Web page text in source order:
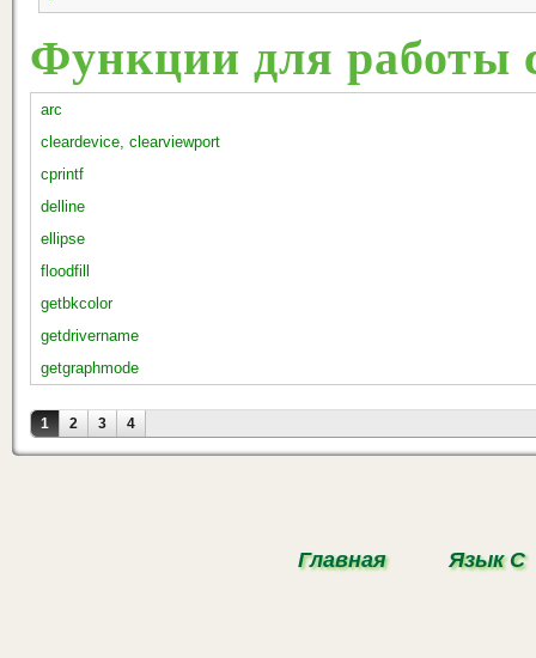
Функции для работы
arc
cleardevice, clearviewport
cprintf
delline
ellipse
floodfill
getbkcolor
getdrivername
getgraphmode
Страницы
1 2 3 4
Главная Язык С